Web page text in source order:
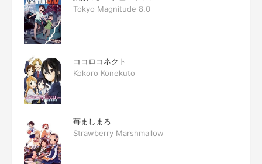
Tokyo Magnitude 8.0
ココロコネクト
Kokoro Konekuto
苺ましまろ
Strawberry Marshmallow